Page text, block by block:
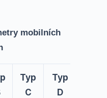
mobilních
Typ
C
Typ
D